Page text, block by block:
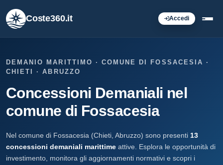
Coste360.it Accedi
DEMANIO MARITTIMO · COMUNE DI FOSSACESIA ·
CHIETI · ABRUZZO
Concessioni Demaniali nel
comune di Fossacesia
Nel comune di Fossacesia (Chieti, Abruzzo) sono presenti 13
concessioni demaniali marittime attive. Esplora le opportunità di
investimento, monitora gli aggiornamenti normativi e scopri i